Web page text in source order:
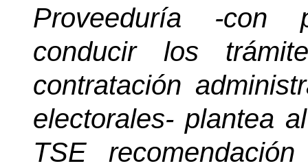
Proveeduría -con
conducir los
contratación
electorales- plantea
TSE